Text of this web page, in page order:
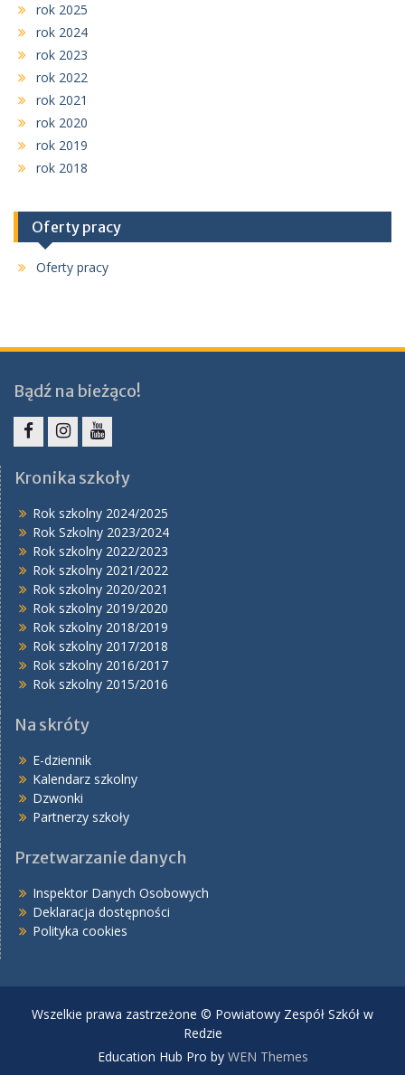
rok 2025
rok 2024
rok 2023
rok 2022
rok 2021
rok 2020
rok 2019
rok 2018
Oferty pracy
Oferty pracy
Bądź na bieżąco!
Kronika szkoły
Rok szkolny 2024/2025
Rok Szkolny 2023/2024
Rok szkolny 2022/2023
Rok szkolny 2021/2022
Rok szkolny 2020/2021
Rok szkolny 2019/2020
Rok szkolny 2018/2019
Rok szkolny 2017/2018
Rok szkolny 2016/2017
Rok szkolny 2015/2016
Na skróty
E-dziennik
Kalendarz szkolny
Dzwonki
Partnerzy szkoły
Przetwarzanie danych
Inspektor Danych Osobowych
Deklaracja dostępności
Polityka cookies
Wszelkie prawa zastrzeżone © Powiatowy Zespół Szkół w
Redzie
Education Hub Pro by WEN Themes